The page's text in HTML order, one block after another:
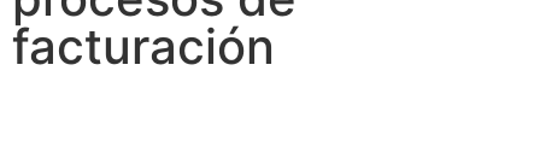
facturación